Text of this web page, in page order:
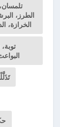
تلمسان،
الطرز،
الخرازة،